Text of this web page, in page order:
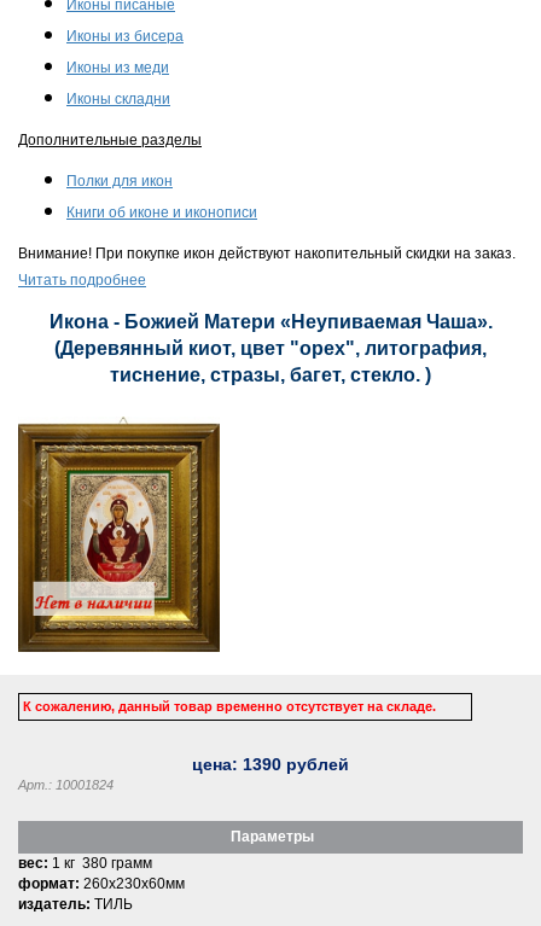
Иконы писаные
Иконы из бисера
Иконы из меди
Иконы складни
Дополнительные разделы
Полки для икон
Книги об иконе и иконописи
Внимание! При покупке икон действуют накопительный скидки на заказ.
Читать подробнее
Икона - Божией Матери «Неупиваемая Чаша».
(Деревянный киот, цвет "орех", литография,
тиснение, стразы, багет, стекло. )
К сожалению, данный товар временно отсутствует на складе.
цена: 1390 рублей
Арт.: 10001824
Параметры
вес: 1 кг 380 грамм
формат: 260x230x60мм
издатель: ТИЛЬ